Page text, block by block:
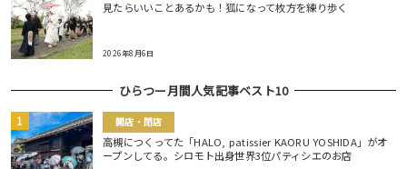
見たらいいことあるかも！狐になって枚方を練り歩く
2026年8月6日
ひらつー月間人気記事ベスト10
開店・閉店
高槻につくってた「HALO, patissier KAORU YOSHIDA」がオ
ープンしてる。シロモト出身世界3位パティシエのお店